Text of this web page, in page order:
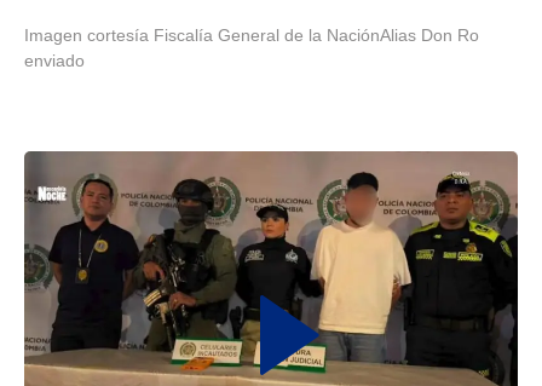
Imagen cortesía Fiscalía General de la NaciónAlias Don Ro
enviado